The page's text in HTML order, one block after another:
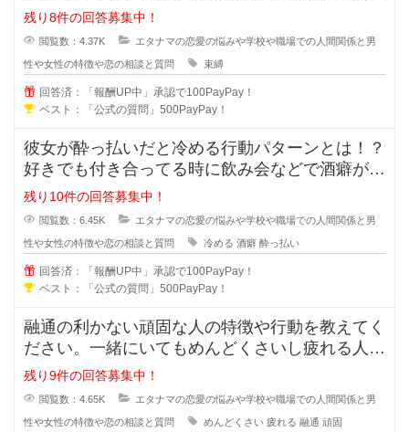
もいますよね？彼氏彼女の関係にな
残り8件の回答募集中！
閲覧数：4.37K エタナマの恋愛の悩みや学校や職場での人間関係と男
性や女性の特徴や恋の相談と質問 束縛
回答済：「報酬UP中」承認で100PayPay！
ベスト：「公式の質問」500PayPay！
彼女が酔っ払いだと冷める行動パターンとは！？
好きでも付き合ってる時に飲み会などで酒癖が悪
い彼女だと冷めたり、引いたりしま
残り10件の回答募集中！
閲覧数：6.45K エタナマの恋愛の悩みや学校や職場での人間関係と男
性や女性の特徴や恋の相談と質問 冷める 酒癖 酔っ払い
回答済：「報酬UP中」承認で100PayPay！
ベスト：「公式の質問」500PayPay！
融通の利かない頑固な人の特徴や行動を教えてく
ださい。一緒にいてもめんどくさいし疲れる人っ
ていますよね？男性も女性にもいる
残り9件の回答募集中！
閲覧数：4.65K エタナマの恋愛の悩みや学校や職場での人間関係と男
性や女性の特徴や恋の相談と質問 めんどくさい 疲れる 融通 頑固